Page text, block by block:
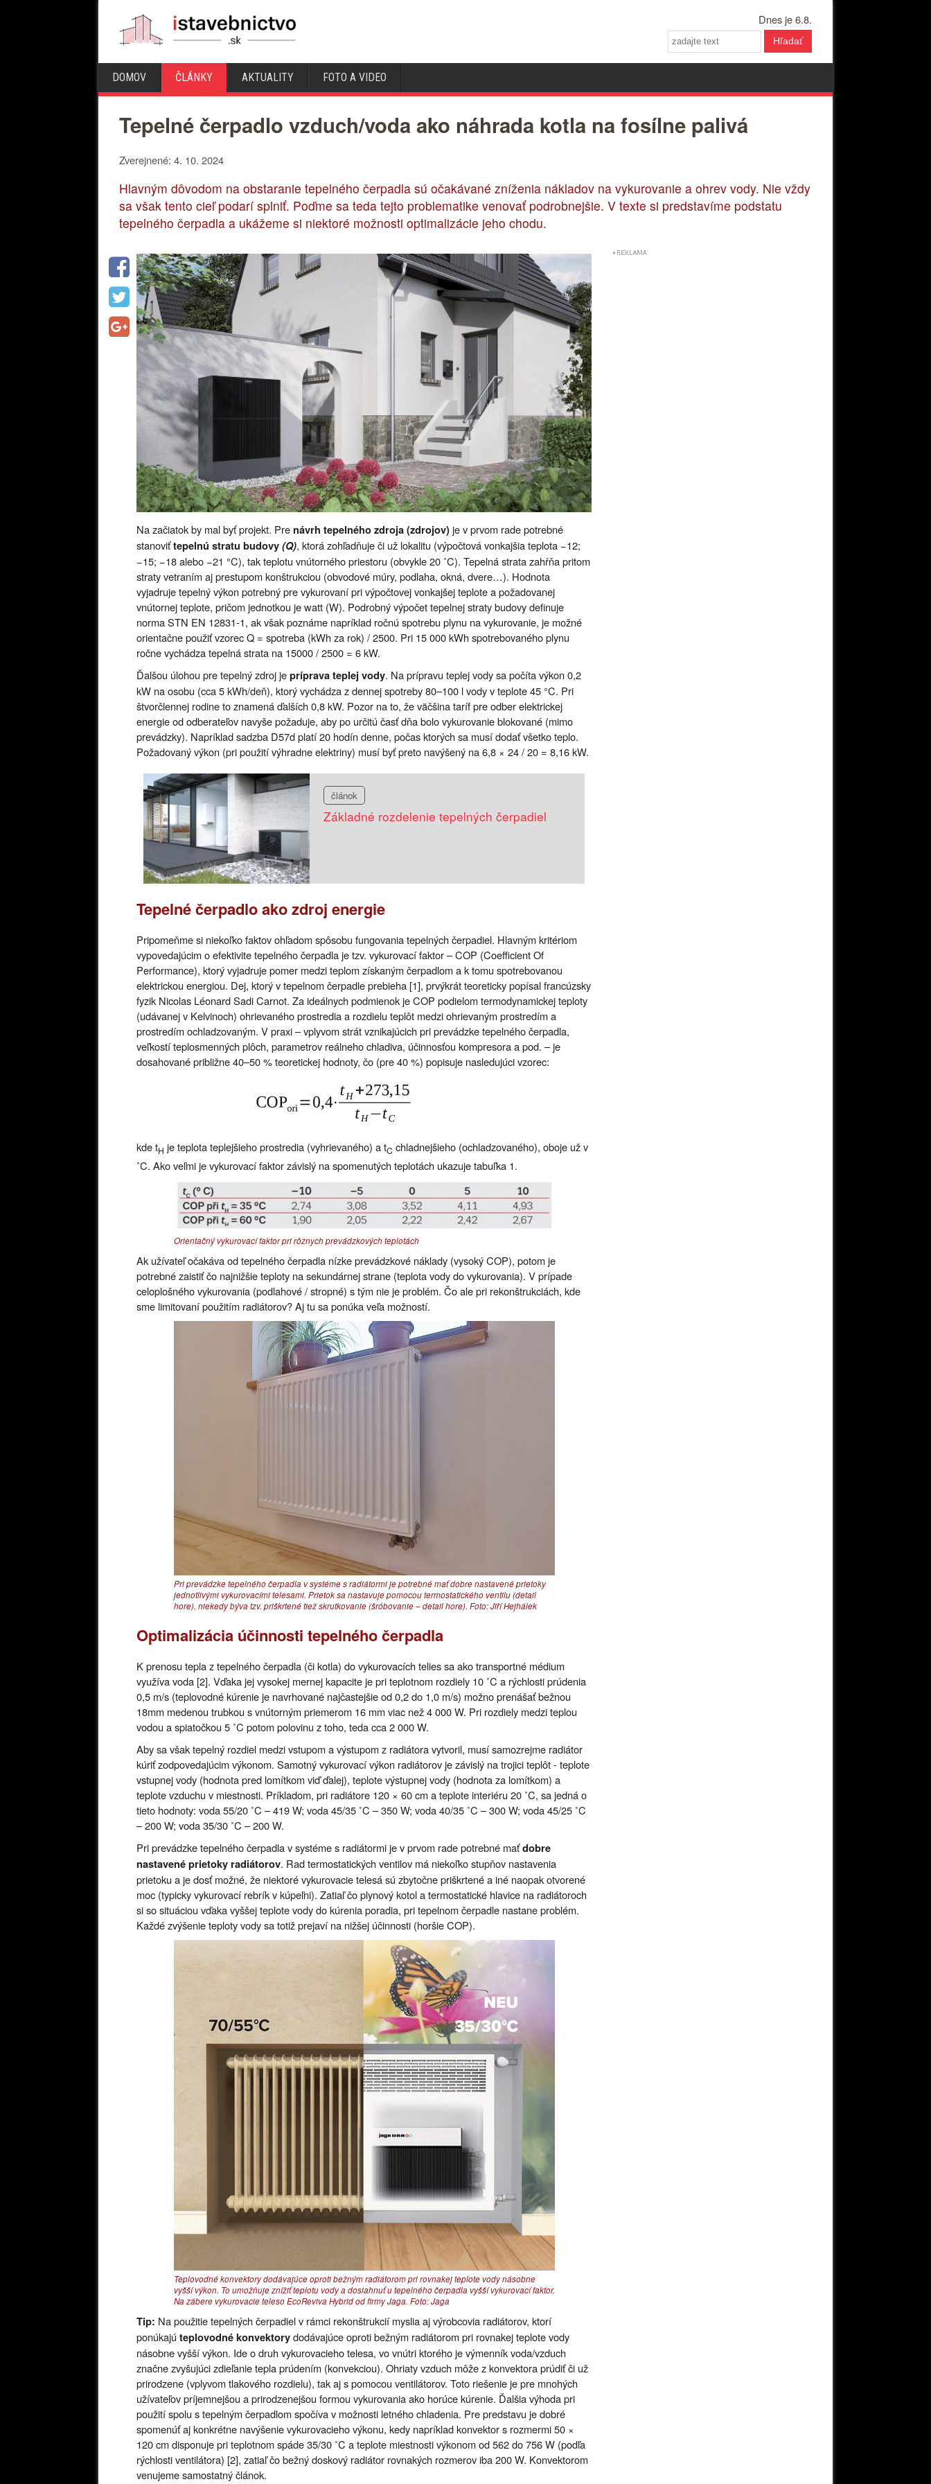
Dnes je 6.8.
Hľadať
DOMOV ČLÁNKY AKTUALITY FOTO A VIDEO
Tepelné čerpadlo vzduch/voda ako náhrada kotla na fosílne palivá
Zverejnené: 4. 10. 2024
Hlavným dôvodom na obstaranie tepelného čerpadla sú očakávané zníženia nákladov na vykurovanie a ohrev vody. Nie vždy
sa však tento cieľ podarí splniť. Poďme sa teda tejto problematike venovať podrobnejšie. V texte si predstavíme podstatu
tepelného čerpadla a ukážeme si niektoré možnosti optimalizácie jeho chodu.
Na začiatok by mal byť projekt. Pre návrh tepelného zdroja (zdrojov)je v prvom rade potrebné
stanoviťtepelnú stratu budovy(Q), ktorá zohľadňuje či už lokalitu (výpočtová vonkajšia teplota −12;
−15; −18 alebo −21 °C), tak teplotu vnútorného priestoru (obvykle 20 ˚C). Tepelná strata zahŕňa pritom
straty vetraním aj prestupom konštrukciou (obvodové múry, podlaha, okná, dvere…). Hodnota
vyjadruje tepelný výkon potrebný pre vykurovaní pri výpočtovej vonkajšej teplote a požadovanej
vnútornej teplote, pričom jednotkou je watt (W). Podrobný výpočet tepelnej straty budovy definuje
norma STN EN 12831-1, ak však poznáme napríklad ročnú spotrebu plynu na vykurovanie, je možné
orientačne použiť vzorec Q = spotreba (kWh za rok) / 2500. Pri 15 000 kWh spotrebovaného plynu
ročne vychádza tepelná strata na 15000 / 2500 = 6 kW.
Ďalšou úlohou pre tepelný zdroj jepríprava teplej vody. Na prípravu teplej vody sa počíta výkon 0,2
kW na osobu (cca 5 kWh/deň), ktorý vychádza z dennej spotreby 80–100 l vody v teplote 45 °C. Pri
štvorčlennej rodine to znamená ďalších 0,8 kW. Pozor na to, že väčšina taríf pre odber elektrickej
energie od odberateľov navyše požaduje, aby po určitú časť dňa bolo vykurovanie blokované (mimo
prevádzky). Napríklad sadzba D57d platí 20 hodín denne, počas ktorých sa musí dodať všetko teplo.
Požadovaný výkon (pri použití výhradne elektriny) musí byť preto navýšený na 6,8 × 24 / 20 = 8,16 kW.
článok
Základné rozdelenie tepelných čerpadiel
Tepelné čerpadlo ako zdroj energie
Pripomeňme si niekoľko faktov ohľadom spôsobu fungovania tepelných čerpadiel. Hlavným kritériom
vypovedajúcim o efektivite tepelného čerpadla je tzv. vykurovací faktor – COP (Coefficient Of
Performance), ktorý vyjadruje pomer medzi teplom získaným čerpadlom a k tomu spotrebovanou
elektrickou energiou. Dej, ktorý v tepelnom čerpadle prebieha [1], prvýkrát teoreticky popísal francúzsky
fyzik Nicolas Léonard Sadi Carnot. Za ideálnych podmienok je COP podielom termodynamickej teploty
(udávanej v Kelvinoch) ohrievaného prostredia a rozdielu teplôt medzi ohrievaným prostredím a
prostredím ochladzovaným. V praxi – vplyvom strát vznikajúcich pri prevádzke tepelného čerpadla,
veľkostí teplosmenných plôch, parametrov reálneho chladiva, účinnosťou kompresora a pod. – je
dosahované približne 40–50 % teoretickej hodnoty, čo (pre 40 %) popisuje nasledujúci vzorec:
kde tH je teplota teplejšieho prostredia (vyhrievaného) a tC chladnejšieho (ochladzovaného), oboje už v
˚C. Ako veľmi je vykurovací faktor závislý na spomenutých teplotách ukazuje tabuľka 1.
Orientačný vykurovací faktor pri rôznych prevádzkových teplotách
Ak užívateľ očakáva od tepelného čerpadla nízke prevádzkové náklady (vysoký COP), potom je
potrebné zaistiť čo najnižšie teploty na sekundárnej strane (teplota vody do vykurovania). V prípade
celoplošného vykurovania (podlahové / stropné) s tým nie je problém. Čo ale pri rekonštrukciách, kde
sme limitovaní použitím radiátorov? Aj tu sa ponúka veľa možností.
Pri prevádzke tepelného čerpadla v systéme s radiátormi je potrebné mať dobre nastavené prietoky
jednotlivými vykurovacími telesami. Prietok sa nastavuje pomocou termostatického ventilu (detail
hore), niekedy býva tzv. priškrtené tiež skrutkovanie (šróbovanie – detail hore). Foto: Jiří Hejhálek
Optimalizácia účinnosti tepelného čerpadla
K prenosu tepla z tepelného čerpadla (či kotla) do vykurovacích telies sa ako transportné médium
využíva voda [2]. Vďaka jej vysokej mernej kapacite je pri teplotnom rozdiely 10 ˚C a rýchlosti prúdenia
0,5 m/s (teplovodné kúrenie je navrhované najčastejšie od 0,2 do 1,0 m/s) možno prenášať bežnou
18mm medenou trubkou s vnútorným priemerom 16 mm viac než 4 000 W. Pri rozdiely medzi teplou
vodou a spiatočkou 5 ˚C potom polovinu z toho, teda cca 2 000 W.
Aby sa však tepelný rozdiel medzi vstupom a výstupom z radiátora vytvoril, musí samozrejme radiátor
kúriť zodpovedajúcim výkonom. Samotný vykurovací výkon radiátorov je závislý na trojici teplôt - teplote
vstupnej vody (hodnota pred lomítkom viď ďalej), teplote výstupnej vody (hodnota za lomítkom) a
teplote vzduchu v miestnosti. Príkladom, pri radiátore 120 × 60 cm a teplote interiéru 20 ˚C, sa jedná o
tieto hodnoty: voda 55/20 ˚C – 419 W; voda 45/35 ˚C – 350 W; voda 40/35 ˚C – 300 W; voda 45/25 ˚C
– 200 W; voda 35/30 ˚C – 200 W.
Pri prevádzke tepelného čerpadla v systéme s radiátormi je v prvom rade potrebné maťdobre
nastavené prietoky radiátorov. Rad termostatických ventilov má niekoľko stupňov nastavenia
prietoku a je dosť možné, že niektoré vykurovacie telesá sú zbytočne priškrtené a iné naopak otvorené
moc (typicky vykurovací rebrík v kúpeľni). Zatiaľ čo plynový kotol a termostatické hlavice na radiátoroch
si so situáciou vďaka vyššej teplote vody do kúrenia poradia, pri tepelnom čerpadle nastane problém.
Každé zvýšenie teploty vody sa totiž prejaví na nižšej účinnosti (horšie COP).
Teplovodné konvektory dodávajúce oproti bežným radiátorom pri rovnakej teplote vody násobne
vyšší výkon. To umožňuje znížiť teplotu vody a dosiahnuť u tepelného čerpadla vyšší vykurovací faktor.
Na zábere vykurovacie teleso EcoReviva Hybrid od firmy Jaga. Foto: Jaga
Tip: Na použitie tepelných čerpadiel v rámci rekonštrukcií myslia aj výrobcovia radiátorov, ktorí
ponúkajú teplovodné konvektorydodávajúce oproti bežným radiátorom pri rovnakej teplote vody
násobne vyšší výkon. Ide o druh vykurovacieho telesa, vo vnútri ktorého je výmenník voda/vzduch
značne zvyšujúci zdieľanie tepla prúdením (konvekciou). Ohriaty vzduch môže z konvektora prúdiť či už
prirodzene (vplyvom tlakového rozdielu), tak aj s pomocou ventilátorov. Toto riešenie je pre mnohých
užívateľov príjemnejšou a prirodzenejšou formou vykurovania ako horúce kúrenie. Ďalšia výhoda pri
použití spolu s tepelným čerpadlom spočíva v možnosti letného chladenia. Pre predstavu je dobré
spomenúť aj konkrétne navýšenie vykurovacieho výkonu, kedy napríklad konvektor s rozmermi 50 ×
120 cm disponuje pri teplotnom spáde 35/30 ˚C a teplote miestnosti výkonom od 562 do 756 W (podľa
rýchlosti ventilátora) [2], zatiaľ čo bežný doskový radiátor rovnakých rozmerov iba 200 W. Konvektorom
venujeme samostatný článok.